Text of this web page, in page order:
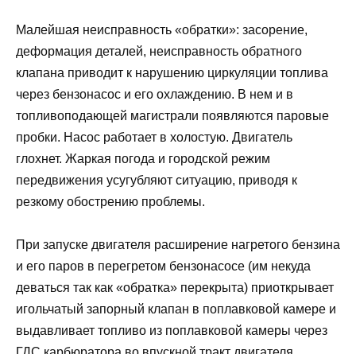
Малейшая неисправность «обратки»: засорение,
деформация деталей, неисправность обратного
клапана приводит к нарушению циркуляции топлива
через бензонасос и его охлаждению. В нем и в
топливоподающей магистрали появляются паровые
пробки. Насос работает в холостую. Двигатель
глохнет. Жаркая погода и городской режим
передвижения усугубляют ситуацию, приводя к
резкому обострению проблемы.
При запуске двигателя расширение нагретого бензина
и его паров в перегретом бензонасосе (им некуда
деваться так как «обратка» перекрыта) приоткрывает
игольчатый запорный клапан в поплавковой камере и
выдавливает топливо из поплавковой камеры через